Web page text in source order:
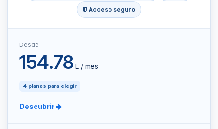
Acceso seguro
Desde
154.78 L / mes
4 planes para elegir
Descubrir